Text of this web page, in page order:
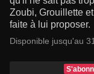
Zoubi, Grouillette
faite à lui proposer.
Disponible jusqu'au